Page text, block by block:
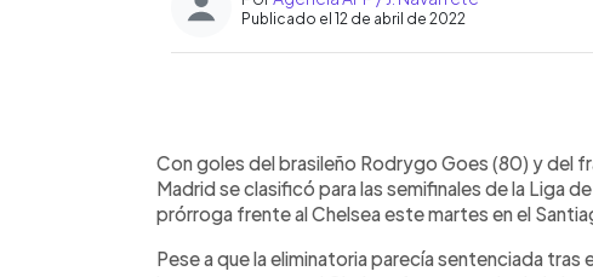
Publicado el 12 de abril de 2022
Escuchar artículo
Con goles del brasileño Rodrygo Goes (80) y del
Madrid se clasificó para las semifinales de la Liga
prórroga frente al Chelsea este martes en el
Pese a que la eliminatoria parecía sentenciada